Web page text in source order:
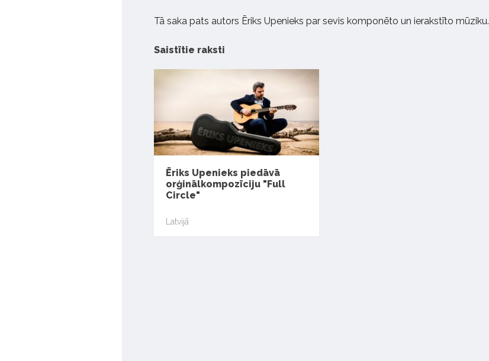
Tā saka pats autors Ēriks Upenieks par sevis komponēto un ierakstīto mūziku.
Saistītie raksti
Ēriks Upenieks piedāvā
orģinālkompozīciju "Full
Circle"
Latvijā